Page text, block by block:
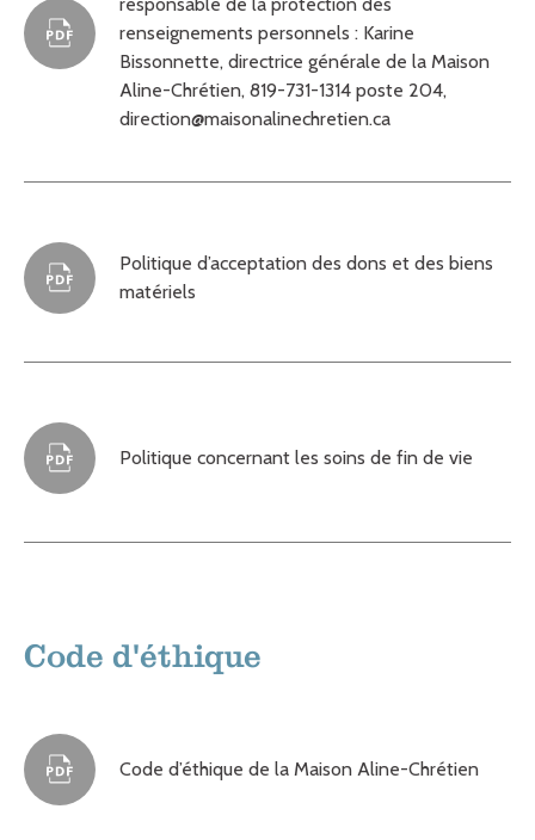
renseignements personnels : Karine
Bissonnette, directrice générale de la Maison
Aline-Chrétien, 819-731-1314 poste 204,
direction@maisonalinechretien.ca
Politique d’acceptation des dons et des biens
matériels
Politique concernant les soins de fin de vie
Code d'éthique
Code d’éthique de la Maison Aline-Chrétien